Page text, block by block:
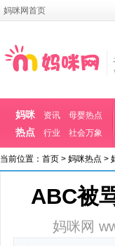
妈咪网首页
妈咪
热点
资讯
母婴热点
行业
社会万象
当前位置： 首页 > 妈咪热点 >
ABC被
妈咪网